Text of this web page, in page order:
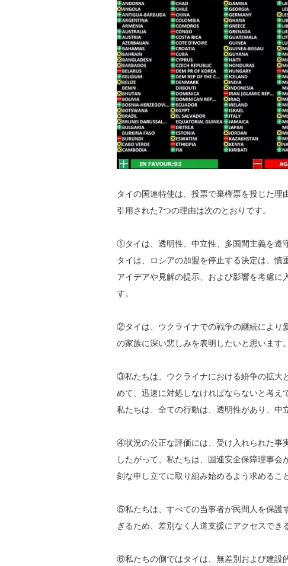
タイの国連特使は、投票で棄権票を投じた理
引用された7つの理由は次のとおりです。
①タイは、透明性、中立性、多国間主義を遵
タイは、ロシアの加盟を停止する決定は、
アイデアや見解の提示、および影響を考慮に
す。
②タイは、ウクライナでの戦争の継続により
の家族に深い悲しみを表明したいと思います。
③私たちは、ウクライナにおける紛争の拡大
めて、迅速に対処しなければならないと考え
私たちは、全ての行動は、透明性があり、中
④状況の公正な評価には、受け入れられた事
したがって、私たちは、国連安全保障理事
刻な申し立てに取り組み始めるよう求めるこ
⑤私たちは、すべての当事者が民間人を保護
ぎるため、差別なく人道支援にアクセスでき
⑥私たちの側ではタイは、無差別および建設